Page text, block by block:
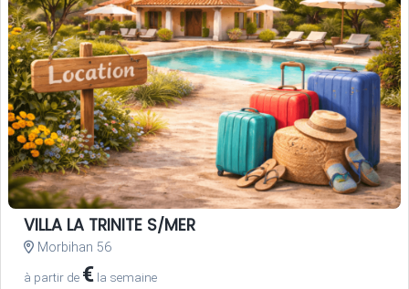
VILLA LA TRINITE S/MER
Morbihan 56
à partir de € la semaine